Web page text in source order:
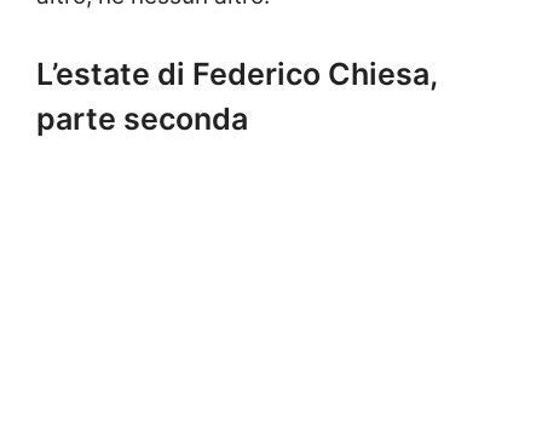
L’estate di Federico Chiesa,
parte seconda